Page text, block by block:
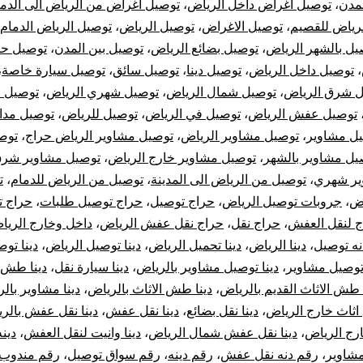
، توصيل اغراض داخل الرياض، توصيل اغراض من الرياض الى
للقصيم، توصيل الاغراض، توصيل الرياض، توصيل الرياض الدمام
بالشهر الرياض، توصيل بضائع الرياض، توصيل بين المدن، توصيل
، توصيل داخل الرياض، توصيل دينا، توصيل سائق، توصيل سيارة خاصة
شرق الرياض، توصيل شمال الرياض، توصيل شهري الرياض، توصيل
، توصيل عفش الرياض، توصيل في الرياض، توصيل للرياض، توصيل
مشاوير ، توصيل مشاوير الرياض، توصيل مشاوير الرياض حراج،
مشاوير بالشهر ، توصيل مشاوير خارج الرياض، توصيل مشاوير
شهري، توصيل من الرياض الى المدينة، توصيل من الرياض للدمام،
، جروبات توصيل الرياض، حراج توصيل، حراج توصيل طلبات، حراج
لنقل العفش، حراج نقل، حراج نقل عفش الرياض، داخل وخارج
توصيل، دينا الرياض، دينا تحميل الرياض، دينا توصيل الرياض، دينا
توصيل مشاوير ، دينا توصيل مشاوير بالرياض، دينا سيارة نقل، دينا طش
طش الاثاث القديم بالرياض، دينا طش الاثاث بالرياض، دينا مشاوير
اثاث خارج الرياض، دينا نقل بضائع، دينا نقل عفش، دينا نقل عفش
الرياض، دينا نقل عفش شمال الرياض، دينا وانيت لنقل العفش،
، رقم دنه نقل عفش، رقم دينه، رقم سواق توصيل، رقم مندوب